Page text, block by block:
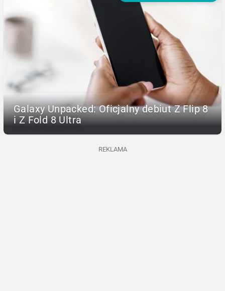
Galaxy Unpacked: Oficjalny debiut Z Flip 8
i Z Fold 8 Ultra
REKLAMA